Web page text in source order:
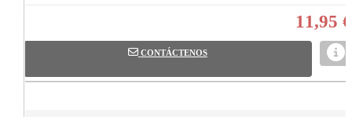
11,95 €
CONTÁCTENOS